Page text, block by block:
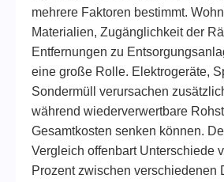
mehrere Faktoren bestimmt.
Materialien, Zugänglichkeit der
Entfernungen zu
eine große Rolle. Elektrogeräte,
Sondermüll verursachen
während wiederverwertbare
Gesamtkosten senken können.
Vergleich offenbart Unterschiede
Prozent zwischen verschiedenen